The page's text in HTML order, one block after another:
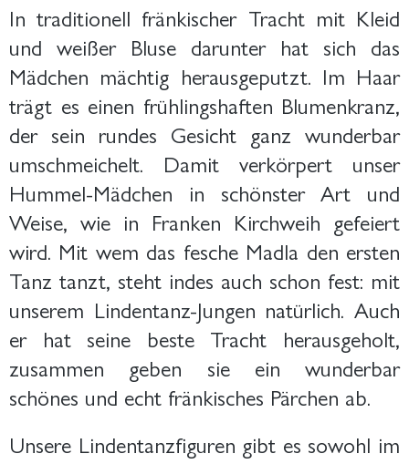
In traditionell fränkischer Tracht mit Kleid
und weißer Bluse darunter hat sich das
Mädchen mächtig herausgeputzt. Im Haar
trägt es einen frühlingshaften Blumenkranz,
der sein rundes Gesicht ganz wunderbar
umschmeichelt. Damit verkörpert unser
Hummel-Mädchen in schönster Art und
Weise, wie in Franken Kirchweih gefeiert
wird. Mit wem das fesche Madla den ersten
Tanz tanzt, steht indes auch schon fest: mit
unserem Lindentanz-Jungen natürlich. Auch
er hat seine beste Tracht herausgeholt,
zusammen geben sie ein wunderbar
schönes und echt fränkisches Pärchen ab.
Unsere Lindentanzfiguren gibt es sowohl im